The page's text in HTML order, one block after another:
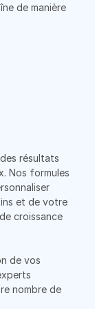
de manière
résultats
Nos formules
et de votre
croissance
de vos
nombre de